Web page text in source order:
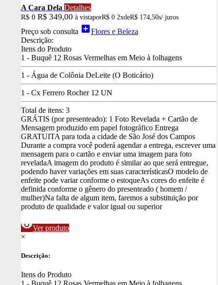
A Cara Dela Detalhes
R$ 0 R$ 349,00 à vistaporR$ 0 2xdeR$ 174,50s/ juros
Preço sob consulta add_boxFlores e Beleza
Descrição:
Itens do Produto
1 - Buquê 12 Rosas Vermelhas em Meio à folhagens
1 - Água de Colônia DeLeite (O Boticário)
1 - Cx Ferrero Rocher 12 UN
Total de itens: 3
GRÁTIS (por presenteado): 1 Foto Revelada + Cartão de
Mensagem produzido em papel fotográfico Entrega
GRATUITA para toda a cidade de São José dos Campos
Durante a compra você poderá agendar a entrega, escrever uma
mensagem para o cartão e enviar uma imagem para foto
reveladaA imagem do produto é similar ao que será entregue,
podendo haver variações em suas característicasO modelo de
enfeite pode variar conforme o estoqueAs cores do enfeite é
definida conforme o gênero do presenteado ( homem /
mulher)Na falta de algum item, faremos a substituição por
produto de qualidade e valor igual ou superior
visibilityVer produto
×
Descrição:
Itens do Produto
1 - Buquê 12 Rosas Vermelhas em Meio à folhagens